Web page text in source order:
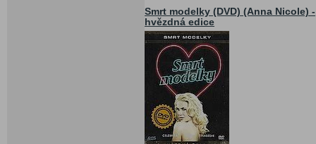
Smrt modelky (DVD) (Anna Nicole) -
hvězdná edice